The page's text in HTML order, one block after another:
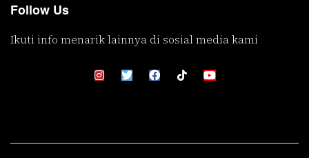
Follow Us
Ikuti info menarik lainnya di sosial media kami